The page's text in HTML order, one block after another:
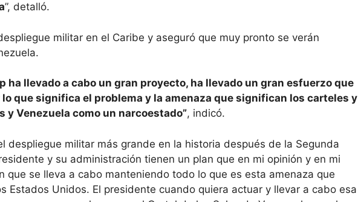
”, detalló.
militar en el Caribe y aseguró que muy pronto se verán
ha llevado a cabo un gran proyecto, ha llevado un gran esfuerzo que
que significa el problema y la amenaza que significan los carteles y
y Venezuela como un narcoestado”, indicó.
despliegue militar más grande en la historia después de la Segunda
y su administración tienen un plan que en mi opinión y en mi
que se lleva a cabo manteniendo todo lo que es esta amenaza que
Estados Unidos. El presidente cuando quiera actuar y llevar a cabo esa